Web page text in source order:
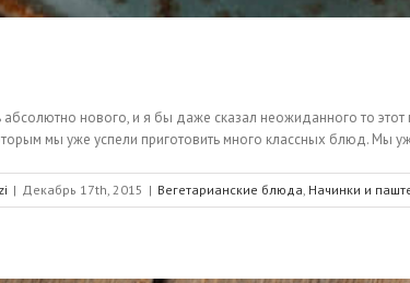
нового, и я бы даже сказал неожиданного то
мы уже успели приготовить много классных блюд. Мы
| Декабрь 17th, 2015 | Вегетарианские блюда, Начинки и